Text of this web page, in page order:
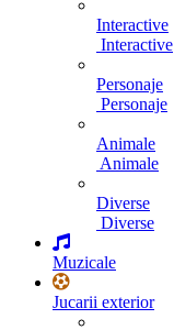
Interactive
Interactive
Personaje
Personaje
Animale
Animale
Diverse
Diverse
Muzicale
Jucarii exterior